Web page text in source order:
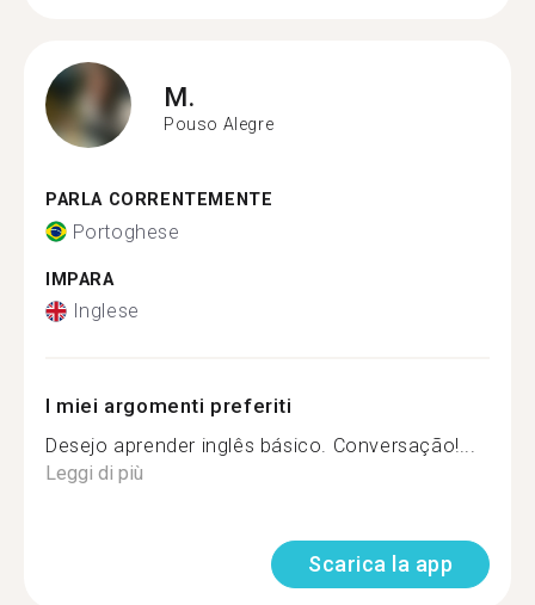
M.
Pouso Alegre
PARLA CORRENTEMENTE
Portoghese
IMPARA
Inglese
I miei argomenti preferiti
Desejo aprender inglês básico. Conversação!...
Leggi di più
Scarica la app